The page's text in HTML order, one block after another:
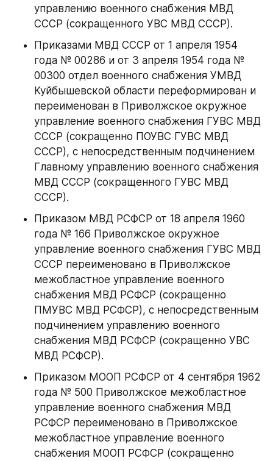
управлению военного снабжения МВД
СССР (сокращенного УВС МВД СССР).
Приказами МВД СССР от 1 апреля 1954
года № 00286 и от 3 апреля 1954 года №
00300 отдел военного снабжения УМВД
Куйбышевской области переформирован и
переименован в Приволжское окружное
управление военного снабжения ГУВС МВД
СССР (сокращенно ПОУВС ГУВС МВД
СССР), с непосредственным подчинением
Главному управлению военного снабжения
МВД СССР (сокращенного ГУВС МВД
СССР).
Приказом МВД РСФСР от 18 апреля 1960
года № 166 Приволжское окружное
управление военного снабжения ГУВС МВД
СССР переименовано в Приволжское
межобластное управление военного
снабжения МВД РСФСР (сокращенно
ПМУВС МВД РСФСР), с непосредственным
подчинением управлению военного
снабжения МВД РСФСР (сокращенно УВС
МВД РСФСР).
Приказом МООП РСФСР от 4 сентября 1962
года № 500 Приволжское межобластное
управление военного снабжения МВД
РСФСР переименовано в Приволжское
межобластное управление военного
снабжения МООП РСФСР (сокращенно